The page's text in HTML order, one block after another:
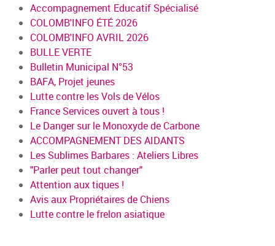
Accompagnement Educatif Spécialisé
COLOMB'INFO ÉTÉ 2026
COLOMB'INFO AVRIL 2026
BULLE VERTE
Bulletin Municipal N°53
BAFA, Projet jeunes
Lutte contre les Vols de Vélos
France Services ouvert à tous !
Le Danger sur le Monoxyde de Carbone
ACCOMPAGNEMENT DES AIDANTS
Les Sublimes Barbares : Ateliers Libres
"Parler peut tout changer"
Attention aux tiques !
Avis aux Propriétaires de Chiens
Lutte contre le frelon asiatique